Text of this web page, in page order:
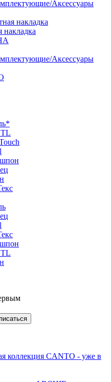
Аксессуары
накладка
накладка
Аксессуары
коллекция CANTO - уже в